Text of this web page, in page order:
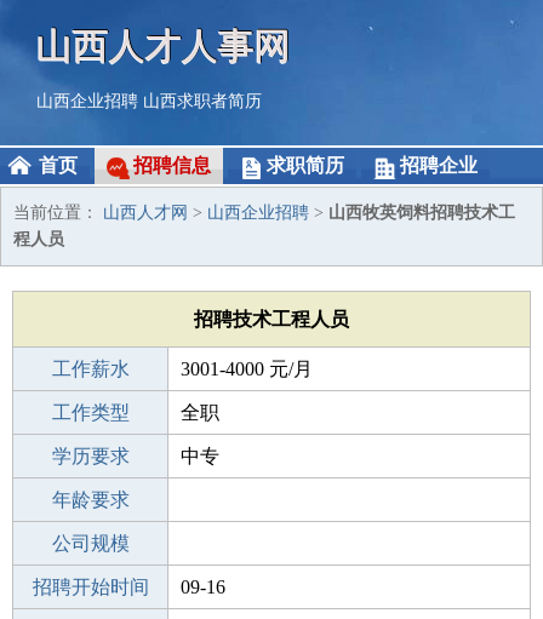
山西人才人事网
山西企业招聘 山西求职者简历
首页 招聘信息 求职简历 招聘企业
当前位置： 山西人才网 > 山西企业招聘 > 山西牧英饲料招聘技术工
程人员
招聘技术工程人员
工作薪水 3001-4000 元/月
招聘人数 1人
工作类型 全职
性别要求 -
学历要求 中专
工作经验
年龄要求
工作地点
公司规模
公司电话
招聘开始时间 09-16